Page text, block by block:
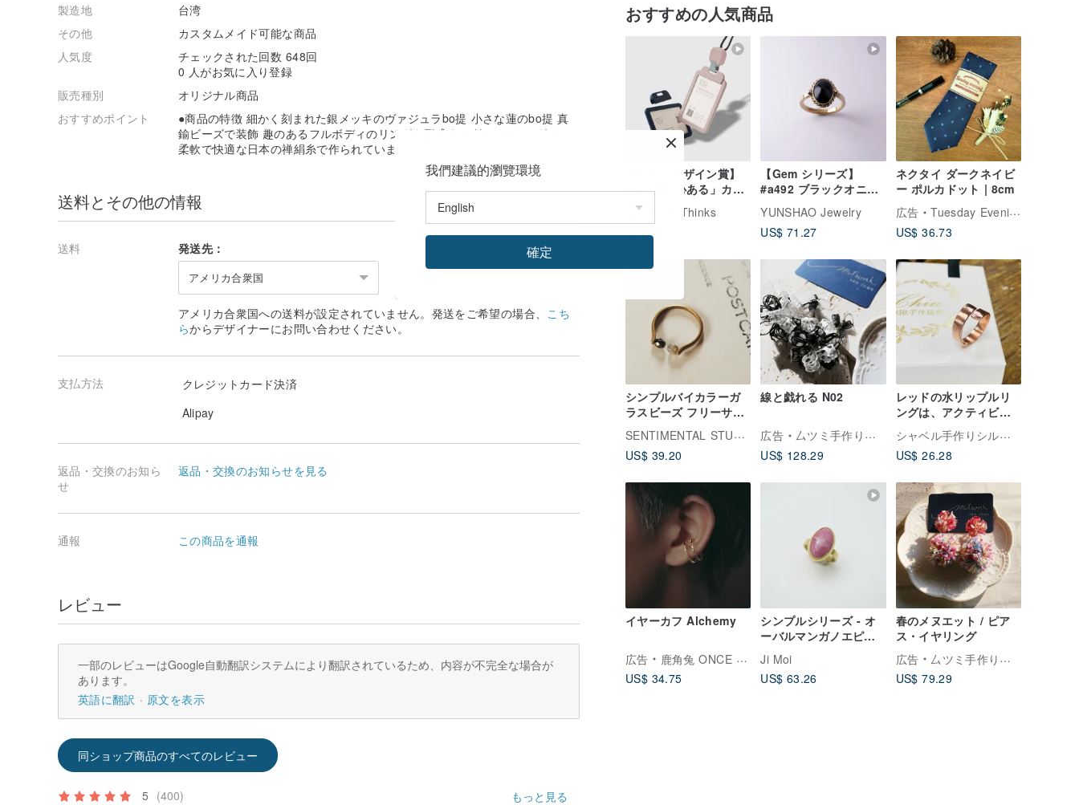
おすすめの人気商品
【ドイツデザイン賞】
C4「遊び心ある」カー
ドホルダー 縦横兼用 両
面感知 カスタマイズ可
能
広告
100Thinks
US$ 25.75
【Gem シリーズ】
#a492 ブラックオニキ
ス レースリング (15 号)
/真鍮/ ハンドメイド銀
細工
YUNSHAO Jewelry
US$ 71.27
ネクタイ ダークネイビ
ー ポルカドット | 8cm
広告
Tuesday Evening
US$ 36.73
シンプルバイカラーガ
ラスビーズ フリーサイ
ズリング ブロンズ
SENTIMENTAL STUDIO 善感工室
US$ 39.20
線と戯れる N02
広告
厶ツミ手作り研究室
US$ 128.29
レッドの水リップルリ
ングは、アクティビテ
ィリングS376の名前を
カスタマイズできます
シャベル手作りシルバージュエリー
US$ 26.28
イヤーカフ Alchemy
広告
鹿角兔 ONCE UPON A TIME
US$ 34.75
シンプルシリーズ - オ
ーバルマンガノエピド
ズリング（やや大き
め）-Type1
Ji Moi
US$ 63.26
春のメヌエット / ピア
ス・イヤリング
広告
厶ツミ手作り研究室
US$ 79.29
※注意※
→固体生成し、各コンピュータ画面上に光表示、異なる色の撮影に応じて変えることができるが、
意志いくつかの色
→天然ミネラル、真珠、結晶、jaなどの天然素材...
形成された環境により、各色 テクスチャは異なります**、
小さな亀裂もいくつかあります
したがって、100％は製品マップとまったく同じではありません
それは自然な創造のためのユニークな身分証明書のようなものです^ ^
しかし、生産のすべての材料は、アイテムを生産するために慎重に選択されます、注文を必ず受け
→カスタマイズされた各製品のサイズが異なるため、配置はわずかに調整される場合があります
が、全体的な設計コンセプトは製品マップと一致します。
→すべての製品は天然素材で作られているため、各天然石のサイズはわずかに異なるため、完成品
の長さは約0.3cmになる場合があります。
→すべての建物は全て手作り品であるため、必然的に少し手作りトレース（不100％対称ゼロ誤
よろしければ、注文しないでください。
産地/製造方法
台湾生産手作り
製造地
台湾
その他
カスタムメイド可能な商品
人気度
チェックされた回数 648回
0 人がお気に入り登録
販売種別
オリジナル商品
おすすめポイント
●商品の特徴 細かく刻まれた銀メッキのヴァジュラbo提 小さな蓮のbo提 真
鍮ビーズで装飾 趣のあるフルボディのリングを形成する **※このリングは、
柔軟で快適な日本の禅絹糸で作られています※**
送料とその他の情報
送料 発送先：
アメリカ合衆国
アメリカ合衆国への送料が設定されていません。発送をご希望の場合、 こち
らからデザイナーにお問い合わせください。
支払方法
クレジットカード決済
Alipay
返品・交換のお知ら
せ
返品・交換のお知らせを見る
通報 この商品を通報
レビュー
一部のレビューはGoogle自動翻訳システムにより翻訳されているため、内容が不完全な場合が
あります。
英語に翻訳
原文を表示
同ショップ商品のすべてのレビュー
5 (400) もっと見る
我們建議的瀏覽環境
確定